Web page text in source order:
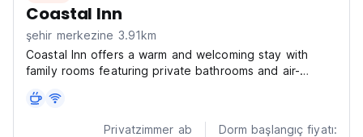
Coastal Inn
şehir merkezine 3.91km
Coastal Inn offers a warm and welcoming stay with
family rooms featuring private bathrooms and air-
and laundry service for extra convenience. Just a 12-
minute walk from Baku Railway Station and close...
Privatzimmer ab Dorm başlangıç fiyatı: